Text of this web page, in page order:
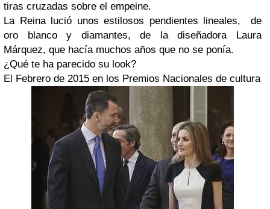
tiras cruzadas sobre el empeine.
La Reina lució unos estilosos pendientes lineales, de
oro blanco y diamantes, de la diseñadora Laura
Márquez, que hacía muchos años que no se ponía.
¿Qué te ha parecido su look?
El Febrero de 2015 en los Premios Nacionales de cultura